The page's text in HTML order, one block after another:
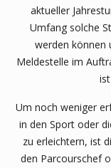
aktueller
Umfang solche
werden können
Meldestelle im
Um noch weniger
in den Sport oder
zu erleichtern, ist
den Parcourschef